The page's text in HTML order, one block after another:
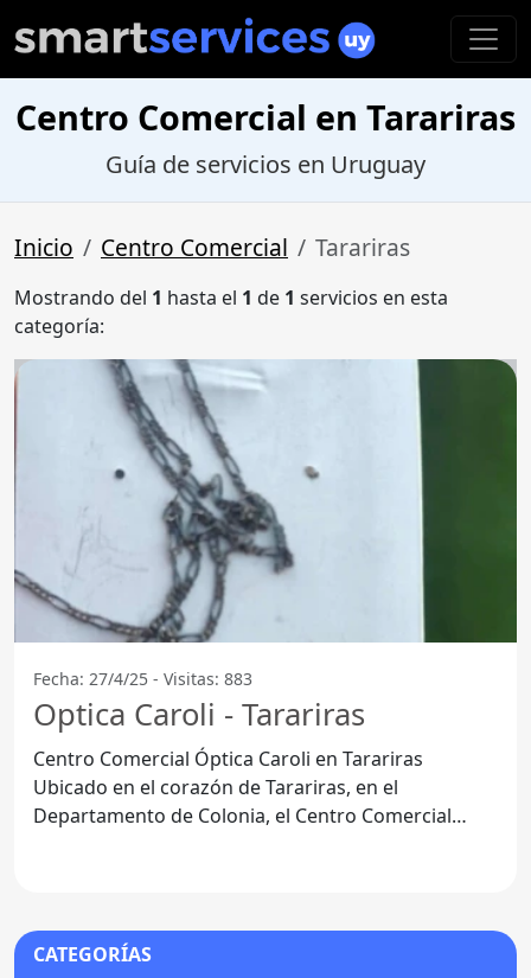
Centro Comercial en Tarariras
Guía de servicios en Uruguay
Inicio Centro Comercial Tarariras
Mostrando del 1 hasta el 1 de 1 servicios en esta
categoría:
Fecha: 27/4/25 - Visitas: 883
Optica Caroli - Tarariras
Centro Comercial Óptica Caroli en Tarariras
Ubicado en el corazón de Tarariras, en el
Departamento de Colonia, el Centro Comercial
CATEGORÍAS